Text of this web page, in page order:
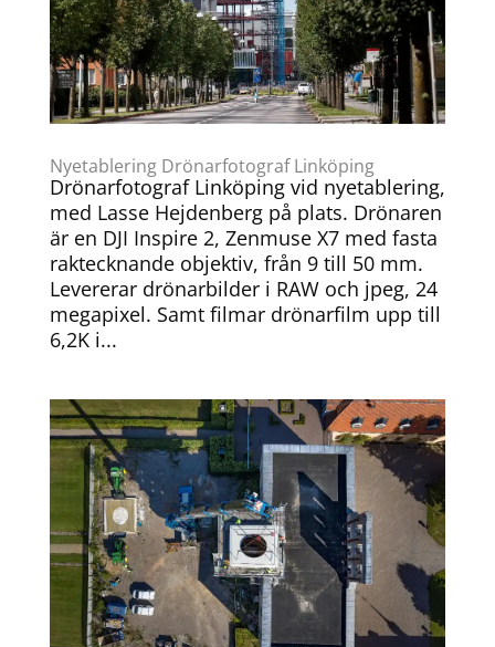
Nyetablering Drönarfotograf Linköping
Drönarfotograf Linköping vid nyetablering,
med Lasse Hejdenberg på plats. Drönaren
är en DJI Inspire 2, Zenmuse X7 med fasta
raktecknande objektiv, från 9 till 50 mm.
Levererar drönarbilder i RAW och jpeg, 24
megapixel. Samt filmar drönarfilm upp till
6,2K i...